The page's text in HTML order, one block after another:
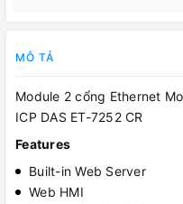
MÔ TẢ
Module 2 cổng Ethernet
ICP DAS ET-7252 CR
Features
Built-in Web Server
Web HMI